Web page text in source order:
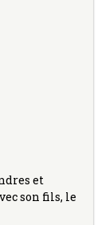
et
son fils, le